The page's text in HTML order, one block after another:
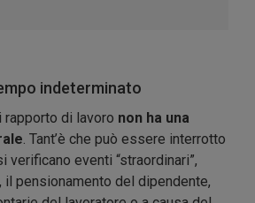
indeterminato
di lavoro non ha una
. Tant’è che può essere interrotto
verificano eventi “straordinari”,
il pensionamento del dipendente,